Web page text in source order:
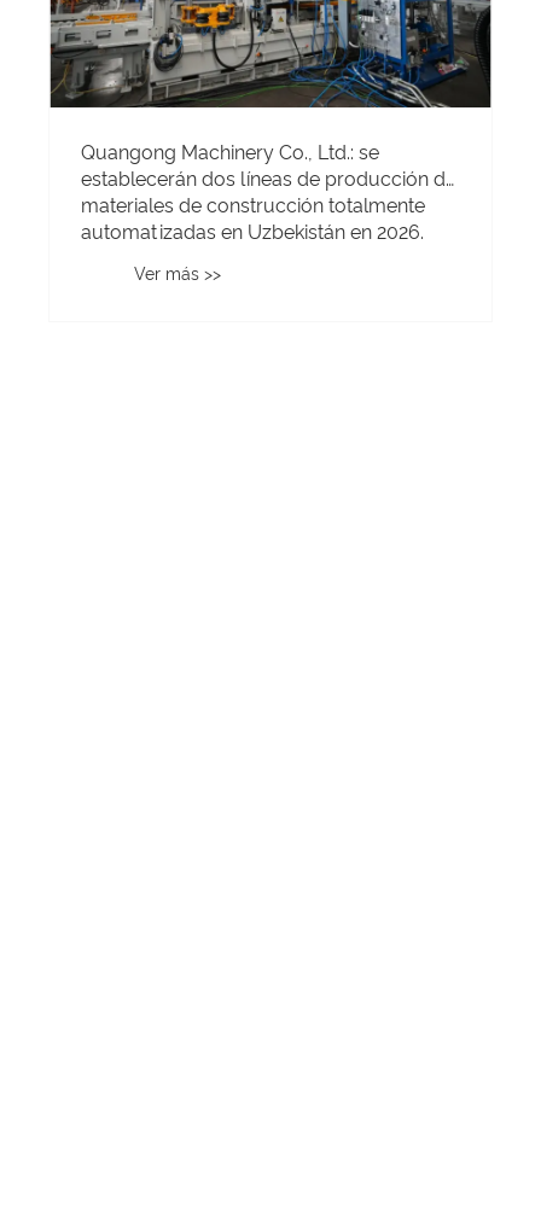
Quangong Machinery Co., Ltd.: se
establecerán dos líneas de producción de
materiales de construcción totalmente
automatizadas en Uzbekistán en 2026.
Ver más >>